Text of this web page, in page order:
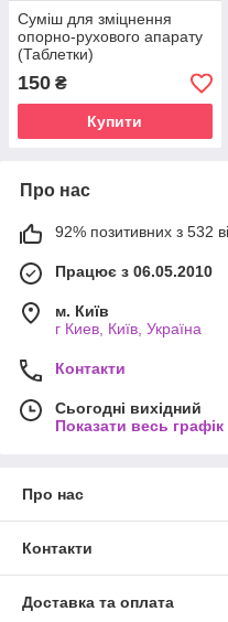
Суміш для зміцнення
опорно-рухового апарату
(Таблетки)
150 ₴
Купити
Про нас
92% позитивних з 532
Працює з 06.05.2010
м. Київ
г Киев, Київ, Україна
Контакти
Сьогодні вихідний
Показати весь
Про нас
Контакти
Доставка та оплата